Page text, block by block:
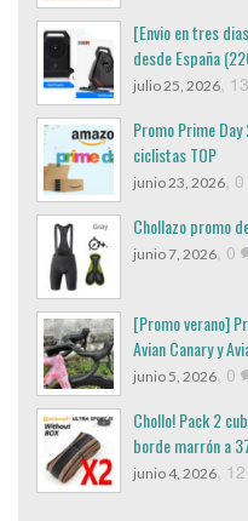
[Envio en tres
desde España
julio 25, 2026,
Promo Prime
ciclistas TOP
junio 23, 2026, 0
Chollazo promo
junio 7, 2026, 0
[Promo verano]
Avian Canary y
junio 5, 2026, 0
Chollo! Pack 2
borde marrón a
junio 4, 2026, 12